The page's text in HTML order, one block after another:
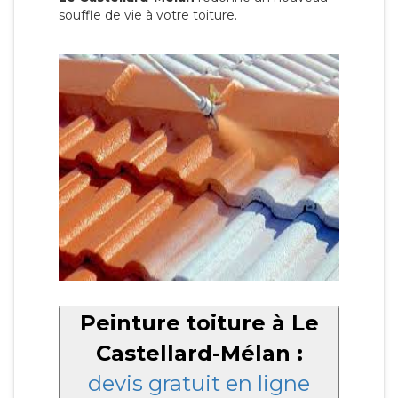
souffle de vie à votre toiture.
Peinture toiture à Le
Castellard-Mélan :
devis gratuit en ligne